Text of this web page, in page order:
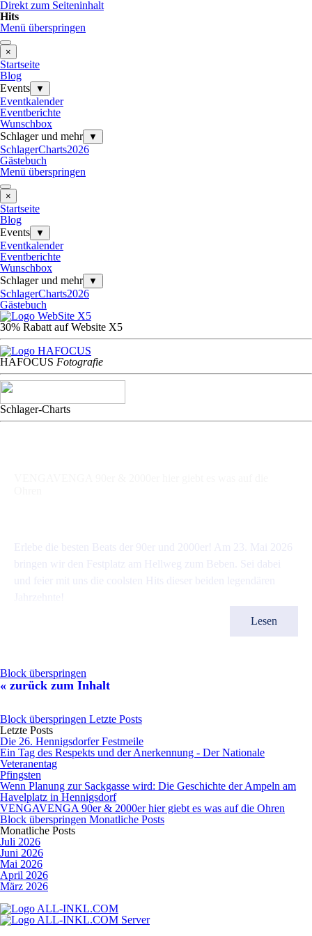
Direkt zum Seiteninhalt
Hits
Menü überspringen
×
Startseite
Blog
Events
▼
Eventkalender
Eventberichte
Wunschbox
Schlager und mehr
▼
SchlagerCharts2026
Gästebuch
Menü überspringen
×
Startseite
Blog
Events
▼
Eventkalender
Eventberichte
Wunschbox
Schlager und mehr
▼
SchlagerCharts2026
Gästebuch
30% Rabatt auf Website X5
HAFOCUS Fotografie
Schlager-Charts
Lesen
Block überspringen
« zurück zum Inhalt
Block überspringen Letzte Posts
Letzte Posts
Die 26. Hennigsdorfer Festmeile
Ein Tag des Respekts und der Anerkennung - Der Nationale
Veteranentag
Pfingsten
Wenn Planung zur Sackgasse wird: Die Geschichte der Ampeln am
Havelplatz in Hennigsdorf
VENGAVENGA 90er & 2000er hier giebt es was auf die Ohren
Block überspringen Monatliche Posts
Monatliche Posts
Juli 2026
Juni 2026
Mai 2026
April 2026
März 2026